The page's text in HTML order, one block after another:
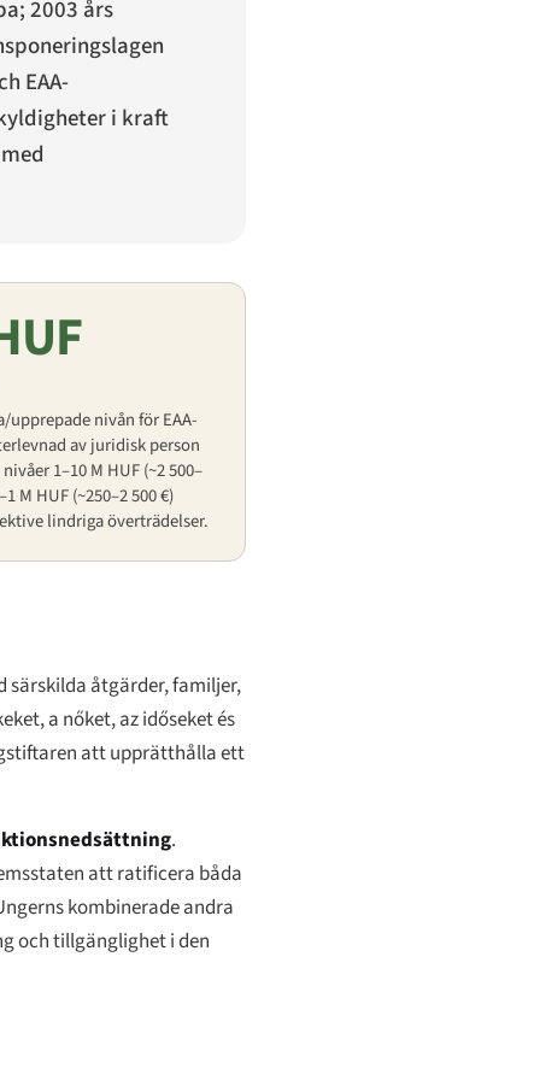
2003 års
EAA-
i kraft
upprepade nivån för EAA-
av juridisk person
1–10 M HUF (~2 500–
M HUF (~250–2 500 €)
lindriga överträdelser.
särskilda åtgärder, familjer,
a nőket, az időseket és
att upprätthålla ett
.
att ratificera båda
kombinerade andra
och tillgänglighet i den